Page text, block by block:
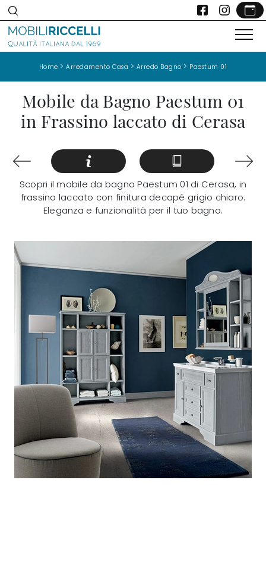
Home >Arredamento Casa > Arredo Bagno > Paestum 01
Mobile da Bagno Paestum 01
in Frassino laccato di Cerasa
Scopri il mobile da bagno Paestum 01 di Cerasa, in
frassino laccato con finitura decapé grigio chiaro.
Eleganza e funzionalità per il tuo bagno.